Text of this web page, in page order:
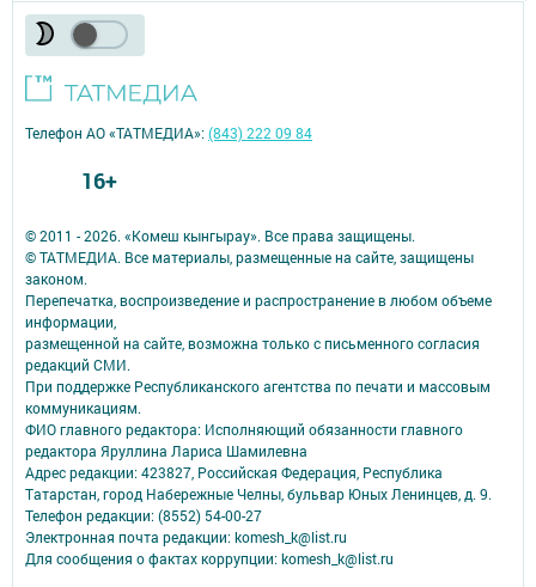
© 2011 - 2026. «Комеш кынгырау». Все права защищены.
© ТАТМЕДИА. Все материалы, размещенные на сайте, защищены
законом.
Перепечатка, воспроизведение и распространение в любом объеме
информации,
размещенной на сайте, возможна только с письменного согласия
редакций СМИ.
При поддержке Республиканского агентства по печати и массовым
коммуникациям.
ФИО главного редактора: Исполняющий обязанности главного
редактора Яруллина Лариса Шамилевна
Адрес редакции: 423827, Российская Федерация, Республика
Татарстан, город Набережные Челны, бульвар Юных Ленинцев, д. 9.
Телефон редакции: (8552) 54-00-27
Электронная почта редакции: komesh_k@list.ru
Для сообщения о фактах коррупции: komesh_k@list.ru
Телефон АО «ТАТМЕДИА»:(843) 222 09 84
16+